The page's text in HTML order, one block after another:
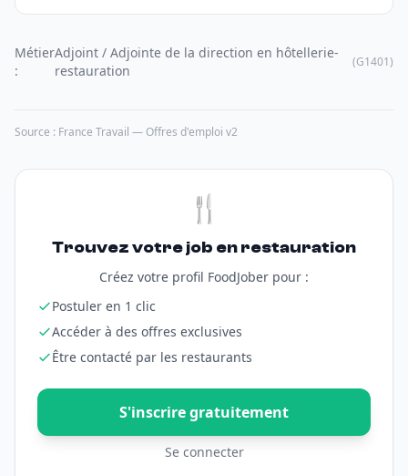
Métier
:
Adjoint / Adjointe de la direction en hôtellerie-
restauration
(G1401)
Source : France Travail — Offres d'emploi v2
🍴
Trouvez votre job en restauration
Créez votre profil FoodJober pour :
Postuler en 1 clic
Accéder à des offres exclusives
Être contacté par les restaurants
S'inscrire gratuitement
Se connecter